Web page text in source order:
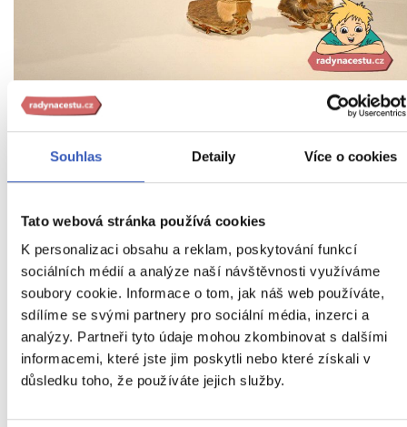
Souhlas Detaily Více o cookies
Tato webová stránka používá cookies
K personalizaci obsahu a reklam, poskytování funkcí
sociálních médií a analýze naší návštěvnosti využíváme
soubory cookie. Informace o tom, jak náš web používáte,
sdílíme se svými partnery pro sociální média, inzerci a
analýzy. Partneři tyto údaje mohou zkombinovat s dalšími
informacemi, které jste jim poskytli nebo které získali v
důsledku toho, že používáte jejich služby.
Setkat se s ním můžete v muzeu v Bolzanu
Není moc běžné, že by se mrtvolám dávaly
Ötzi, vymyšlená podle Ötztalských Alp, ujala,
protože mluvit pořád o mrtvole či mumii by
bylo docela morbidní. Také se mu říká
Ötztalský yetti, Ledový muž, Muž z ledu
Dnes lze Ötziho potkat v muzeu v italském